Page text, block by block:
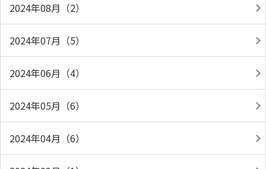
2024年08月（2）
2024年07月（5）
2024年06月（4）
2024年05月（6）
2024年04月（6）